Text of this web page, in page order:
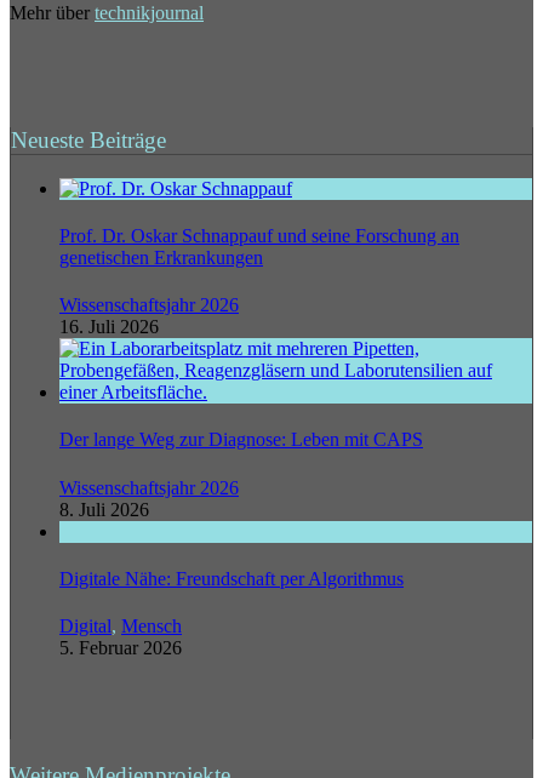
Mehr über technikjournal
Neueste Beiträge
Prof. Dr. Oskar Schnappauf und seine Forschung an
genetischen Erkrankungen
Wissenschaftsjahr 2026
16. Juli 2026
Der lange Weg zur Diagnose: Leben mit CAPS
Wissenschaftsjahr 2026
8. Juli 2026
Digitale Nähe: Freundschaft per Algorithmus
Digital, Mensch
5. Februar 2026